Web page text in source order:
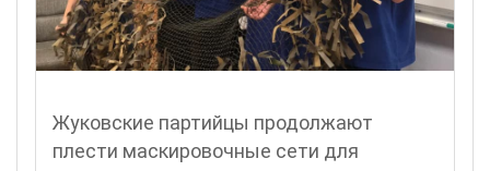
Жуковские партийцы продолжают
плести маскировочные сети для